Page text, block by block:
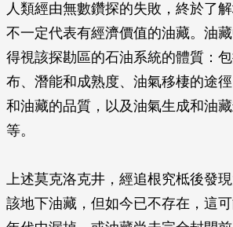
人類經由無數鑽探的失敗，終於了
不一定代表有經濟價值的油藏。油
得視該探勘區的石油系統的體質：
布、潛能和成熟度、油氣移棲的途
和油藏的品質，以及油氣生成和油
等。
上述莫克洛克井，經追根究柢後發
該地下油藏，但如今已不存在，這